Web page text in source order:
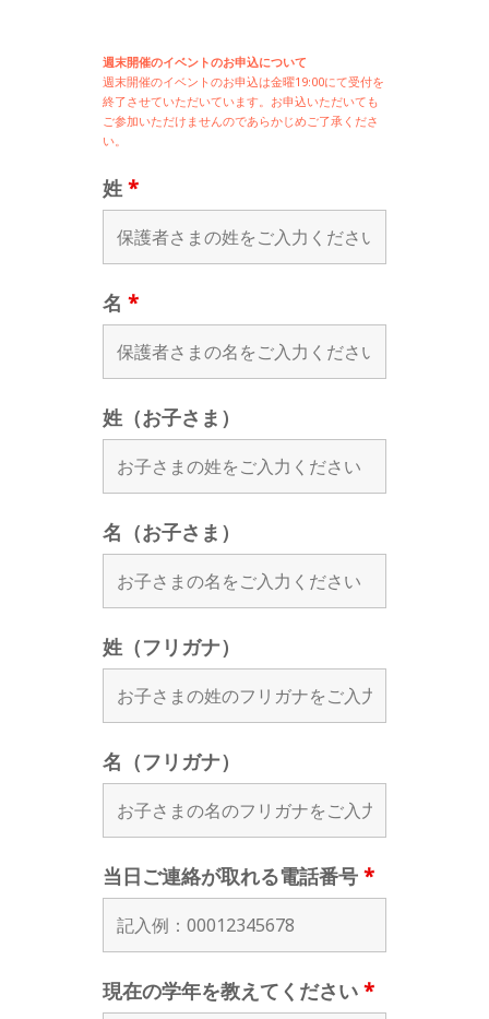
週末開催のイベントのお申込について
週末開催のイベントのお申込は金曜19:00にて受付を
終了させていただいています。お申込いただいても
ご参加いただけませんのであらかじめご了承くださ
い。
姓 *
名 *
姓（お子さま）
名（お子さま）
姓（フリガナ）
名（フリガナ）
当日ご連絡が取れる電話番号 *
現在の学年を教えてください *